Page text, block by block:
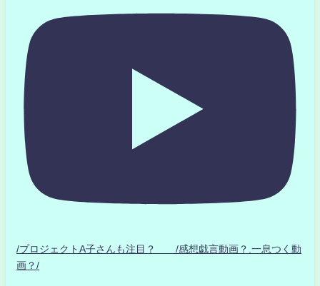
/プロジェクトA子さんも注目？ /感想戯言動画？.一息つく動
画？/